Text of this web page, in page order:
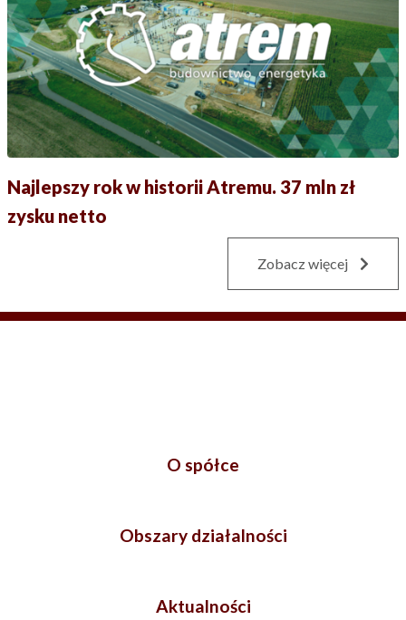
Najlepszy rok w historii Atremu. 37 mln zł
zysku netto
Zobacz więcej
O spółce
Obszary działalności
Aktualności